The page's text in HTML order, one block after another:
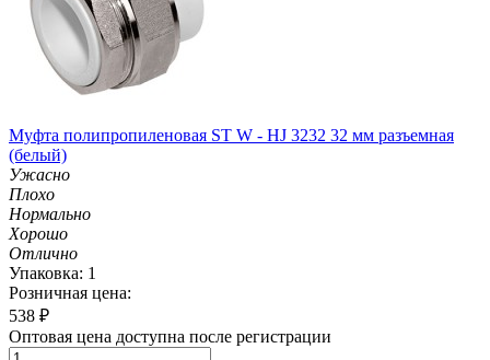
Муфта полипропиленовая ST W - HJ 3232 32 мм разъемная
(белый)
Ужасно
Плохо
Нормально
Хорошо
Отлично
Упаковка: 1
Розничная цена:
538 ₽
Оптовая цена доступна после регистрации